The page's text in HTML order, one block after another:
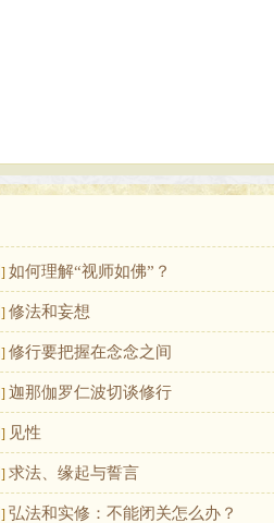
] 如何理解“视师如佛”？
] 修法和妄想
] 修行要把握在念念之间
] 迦那伽罗仁波切谈修行
] 见性
] 求法、缘起与誓言
] 弘法和实修：不能闭关怎么办？